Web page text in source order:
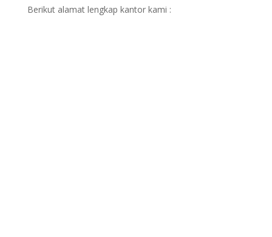
Berikut alamat lengkap kantor kami :